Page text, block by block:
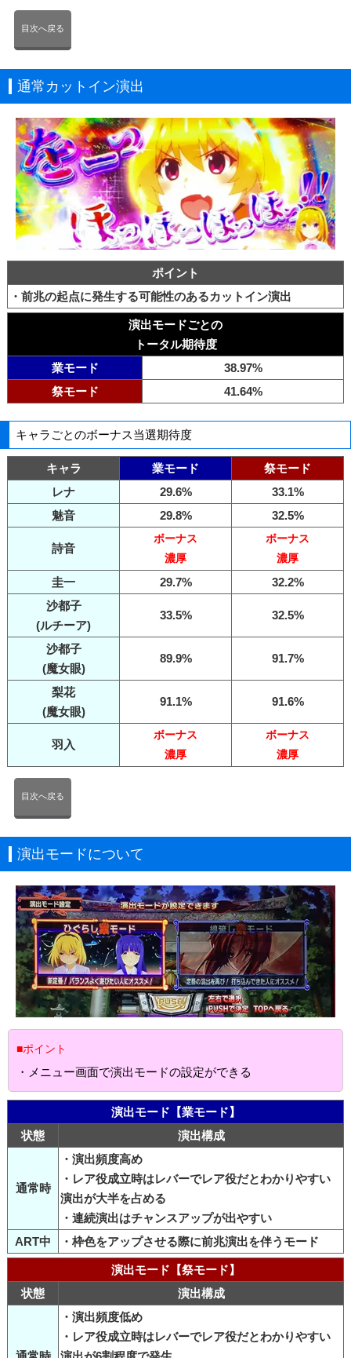
目次へ戻る
通常カットイン演出
ポイント
・前兆の起点に発生する可能性のあるカットイン演出
演出モードごとの
トータル期待度
業モード
38.97%
祭モード
41.64%
キャラごとのボーナス当選期待度
キャラ 業モード
祭モード
レナ
29.6%
33.1%
魅音
29.8% 32.5%
詩音
ボーナス
濃厚
ボーナス
濃厚
圭一 29.7%
32.2%
沙都子
(ルチーア)
33.5% 32.5%
沙都子
(魔女眼)
89.9% 91.7%
梨花
(魔女眼)
91.1% 91.6%
羽入
ボーナス
濃厚
ボーナス
濃厚
目次へ戻る
演出モードについて
■ポイント
・メニュー画面で演出モードの設定ができる
演出モード【業モード】
状態
演出構成
通常時
・演出頻度高め
・レア役成立時はレバーでレア役だとわかりやすい
演出が大半を占める
・連続演出はチャンスアップが出やすい
ART中
・枠色をアップさせる際に前兆演出を伴うモード
演出モード【祭モード】
状態
演出構成
・演出頻度低め
・レア役成立時はレバーでレア役だとわかりやすい